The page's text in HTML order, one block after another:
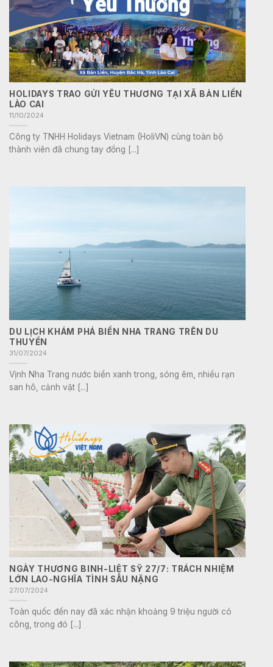
HOLIDAYS TRAO GỬI YÊU THƯƠNG TẠI XÃ BẢN LIỀN
LÀO CAI
11/10/2024
Công ty TNHH Holidays Vietnam (HoliVN) cùng toàn bộ
thành viên đã chung tay đồng [...]
DU LỊCH KHÁM PHÁ BIỂN NHA TRANG TRÊN DU
THUYỀN
31/07/2024
Vịnh Nha Trang nước biển xanh trong, sóng êm, nhiều rạn
san hô, cảnh vật [...]
NGÀY THƯƠNG BINH-LIỆT SỸ 27/7: TRÁCH NHIỆM
LỚN LAO-NGHĨA TÌNH SÂU NẶNG
27/07/2024
Toàn quốc đến nay đã xác nhận khoảng 9 triệu người có
công, trong đó [...]